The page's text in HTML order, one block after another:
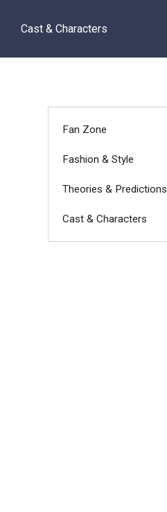
Cast & Characters
Fan Zone
Fashion & Style
Theories & Predictions
Cast & Characters